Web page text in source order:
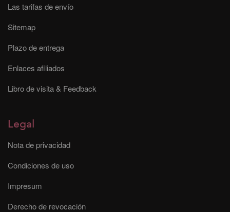
Las tarifas de envío
Sitemap
Plazo de entrega
Enlaces afiliados
Libro de visita & Feedback
Legal
Nota de privacidad
Condiciones de uso
Impresum
Derecho de revocación